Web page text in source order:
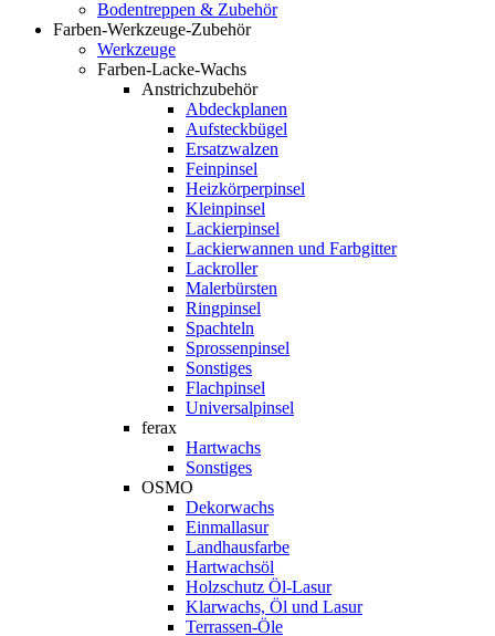
Bodentreppen & Zubehör
Farben-Werkzeuge-Zubehör
Werkzeuge
Farben-Lacke-Wachs
Anstrichzubehör
Abdeckplanen
Aufsteckbügel
Ersatzwalzen
Feinpinsel
Heizkörperpinsel
Kleinpinsel
Lackierpinsel
Lackierwannen und Farbgitter
Lackroller
Malerbürsten
Ringpinsel
Spachteln
Sprossenpinsel
Sonstiges
Flachpinsel
Universalpinsel
ferax
Hartwachs
Sonstiges
OSMO
Dekorwachs
Einmallasur
Landhausfarbe
Hartwachsöl
Holzschutz Öl-Lasur
Klarwachs, Öl und Lasur
Terrassen-Öle